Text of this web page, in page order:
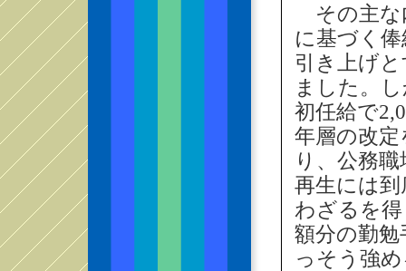
その主な
に基づく
引き上げ
ました。
初任給で
年層の改
り、公務
再生には
わざるを
額分の勤
っそう強